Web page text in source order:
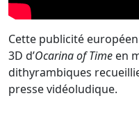
Cette publicité
3D d’Ocarina of Time en
dithyrambiques
presse vidéoludique.